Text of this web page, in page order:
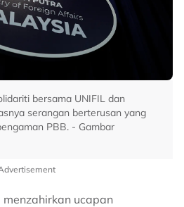
bersama UNIFIL dan
serangan berterusan yang
PBB. - Gambar
ucapan